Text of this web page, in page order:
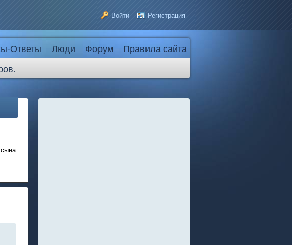
Войти Регистрация
Ответы Люди Форум
Правила сайта